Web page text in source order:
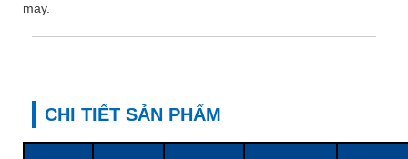
may.
CHI TIẾT SẢN PHẨM